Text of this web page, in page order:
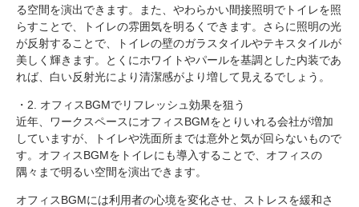
る空間を演出できます。また、やわらかい間接照明でトイレを照
らすことで、トイレの雰囲気を明るくできます。さらに照明の光
が反射することで、トイレの壁のガラスタイルやテキスタイルが
美しく輝きます。とくにホワイトやパールを基調とした内装であ
れば、白い反射光により清潔感がより増して見えるでしょう。
・2. オフィスBGMでリフレッシュ効果を狙う
近年、ワークスペースにオフィスBGMをとりいれる会社が増加
していますが、トイレや洗面所までは意外と気が回らないもので
す。オフィスBGMをトイレにも導入することで、オフィスの
隅々まで明るい空間を演出できます。
オフィスBGMには利用者の心境を変化させ、ストレスを緩和さ